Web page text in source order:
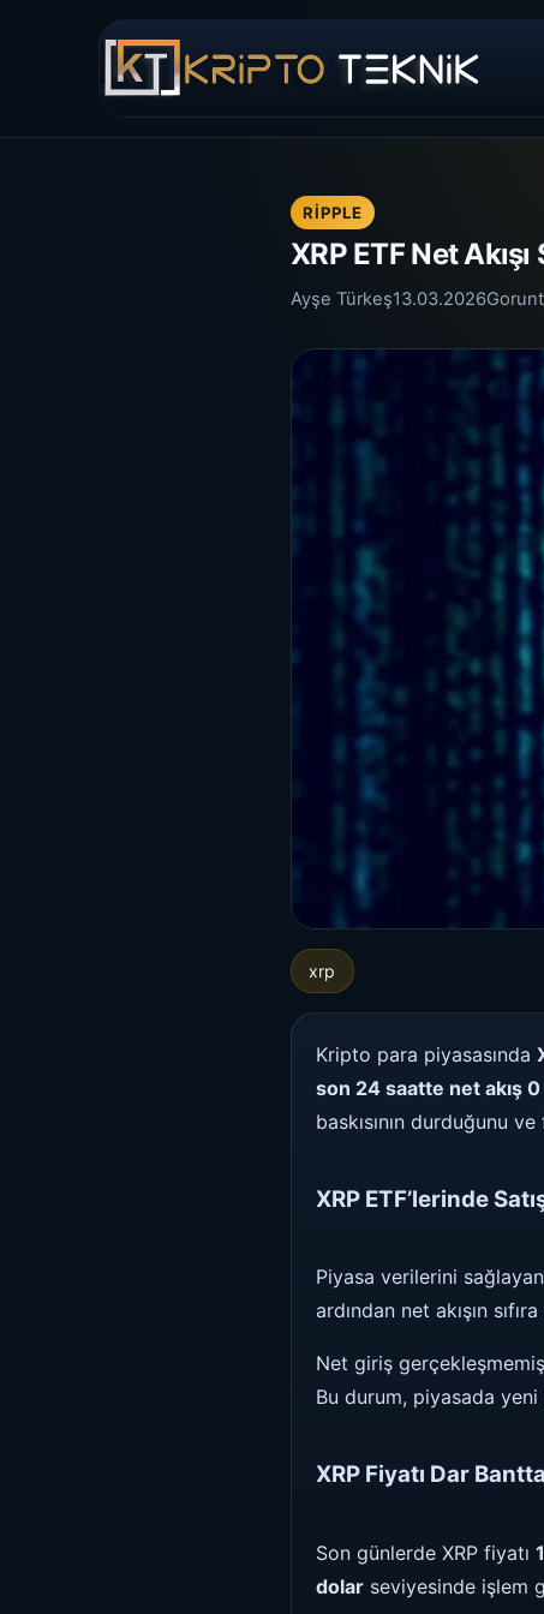
RIPPLE
XRP ETF Net
Ayşe Türkeş13.03.2026
xrp
Kripto para piyasasında
son 24 saatte net akış
baskısının durduğunu
XRP ETF’lerinde
Piyasa verilerini sağlayan
ardından net akışın
Net giriş
Bu durum, piyasada
XRP Fiyatı Dar
Son günlerde XRP fiyatı
dolar seviyesinde işlem